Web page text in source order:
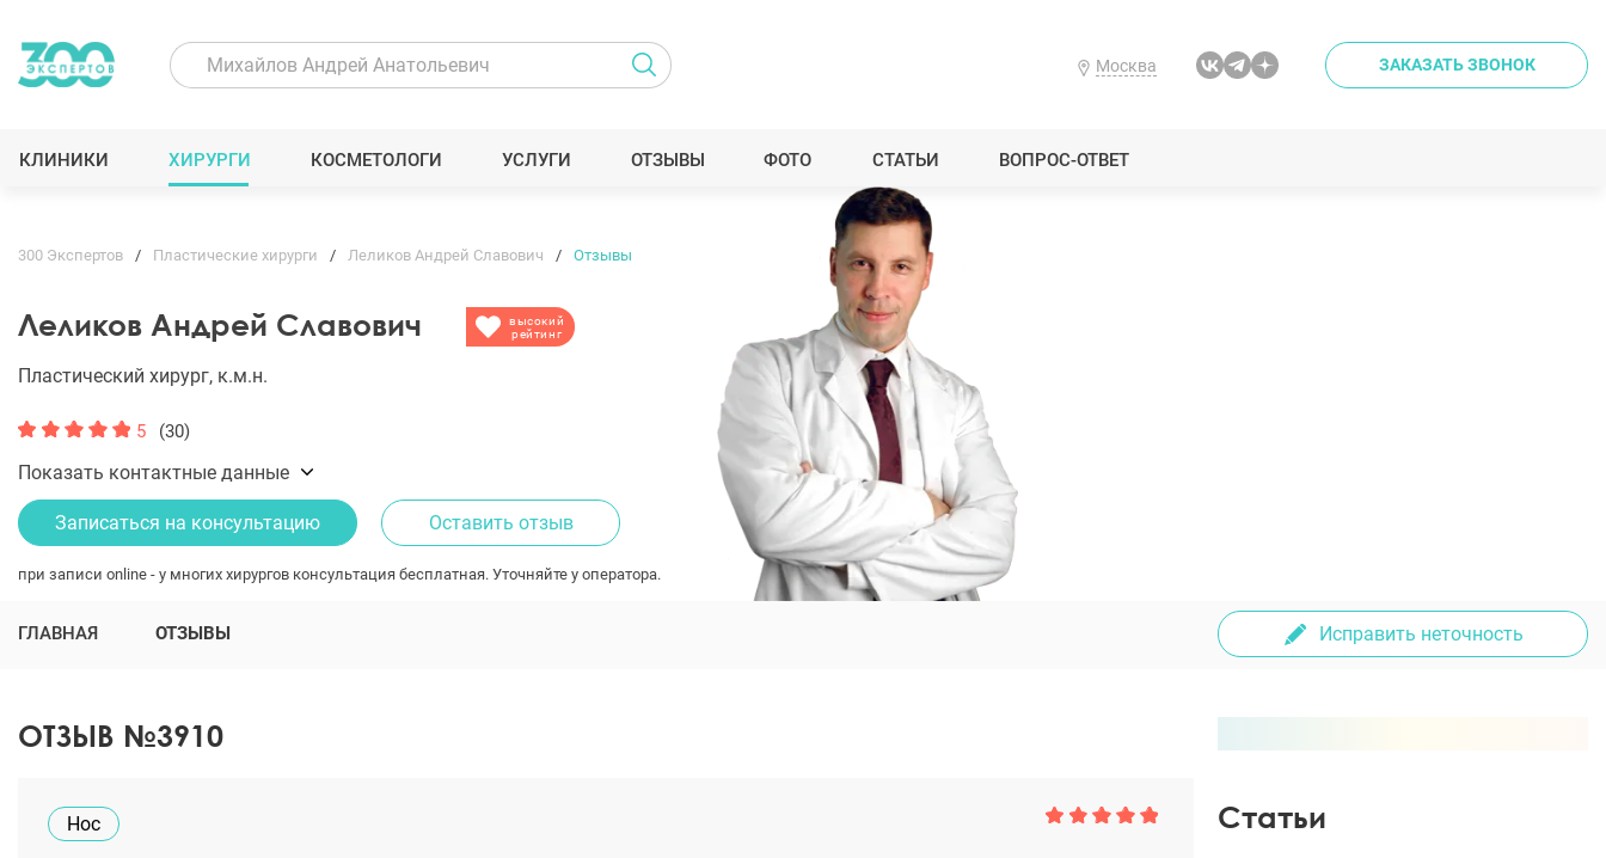
Москва ЗАКАЗАТЬ ЗВОНОК
КЛИНИКИ ХИРУРГИ КОСМЕТОЛОГИ УСЛУГИ ОТЗЫВЫ ФОТО СТАТЬИ ВОПРОС-ОТВЕТ
300 Экспертов Пластические хирурги Леликов Андрей Славович Отзывы
Леликов Андрей Славович
высокий
рейтинг
Пластический хирург, к.м.н.
5 (30)
Показать контактные данные
Записаться на консультацию Оставить отзыв
при записи online - у многих хирургов консультация бесплатная. Уточняйте у оператора.
ГЛАВНАЯ ОТЗЫВЫ Исправить неточность
ОТЗЫВ №3910
Нос
Статьи